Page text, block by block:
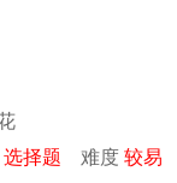
选择题 难度 较易